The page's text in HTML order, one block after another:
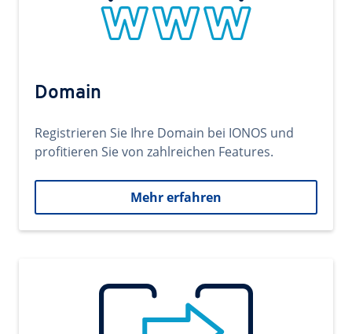
Domain
Registrieren Sie Ihre Domain bei IONOS und
profitieren Sie von zahlreichen Features.
Mehr erfahren